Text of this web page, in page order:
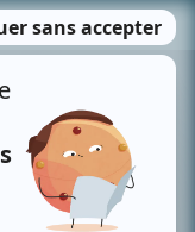
MENU
Recherche avancée »